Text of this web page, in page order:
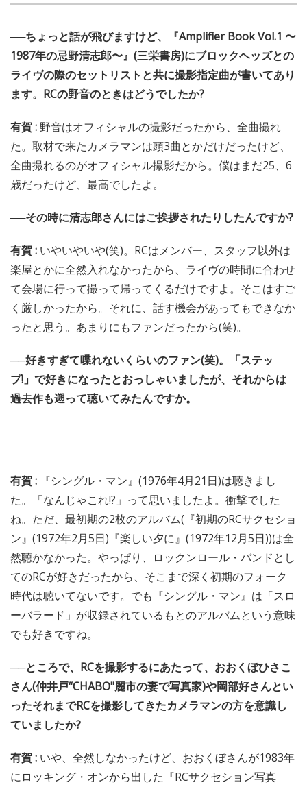
──ちょっと話が飛びますけど、『Amplifier Book Vol.1 〜
1987年の忌野清志郎〜』(三栄書房)にブロックヘッズとの
ライヴの際のセットリストと共に撮影指定曲が書いてあり
ます。RCの野音のときはどうでしたか?
有賀 : 野音はオフィシャルの撮影だったから、全曲撮れ
た。取材で来たカメラマンは頭3曲とかだけだったけど、
全曲撮れるのがオフィシャル撮影だから。僕はまだ25、6
歳だったけど、最高でしたよ。
──その時に清志郎さんにはご挨拶されたりしたんですか?
有賀 : いやいやいや(笑)。RCはメンバー、スタッフ以外は
楽屋とかに全然入れなかったから、ライヴの時間に合わせ
て会場に行って撮って帰ってくるだけですよ。そこはすご
く厳しかったから。それに、話す機会があってもできなか
ったと思う。あまりにもファンだったから(笑)。
──好きすぎて喋れないくらいのファン(笑)。「ステッ
プ!」で好きになったとおっしゃいましたが、それからは
過去作も遡って聴いてみたんですか。
有賀 : 『シングル・マン』(1976年4月21日)は聴きまし
た。「なんじゃこれ!?」って思いましたよ。衝撃でした
ね。ただ、最初期の2枚のアルバム(『初期のRCサクセショ
ン』(1972年2月5日)『楽しい夕に』(1972年12月5日))は全
然聴かなかった。やっぱり、ロックンロール・バンドとし
てのRCが好きだったから、そこまで深く初期のフォーク
時代は聴いてないです。でも『シングル・マン』は「スロ
ーバラード」が収録されているもとのアルバムという意味
でも好きですね。
──ところで、RCを撮影するにあたって、おおくぼひさこ
さん(仲井戸“CHABO"麗市の妻で写真家)や岡部好さんとい
ったそれまでRCを撮影してきたカメラマンの方を意識し
ていましたか?
有賀 : いや、全然しなかったけど、おおくぼさんが1983年
にロッキング・オンから出した『RCサクセション写真